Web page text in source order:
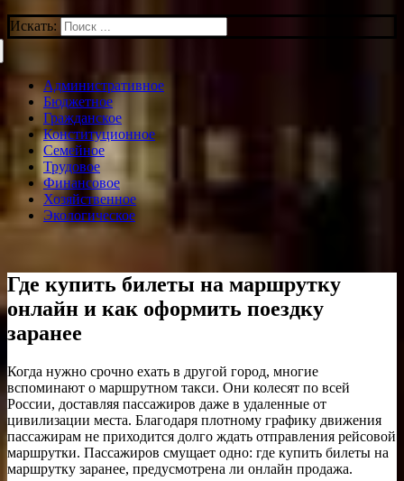
Искать:
Административное
Бюджетное
Гражданское
Конституционное
Семейное
Трудовое
Финансовое
Хозяйственное
Экологическое
Где купить билеты на маршрутку
онлайн и как оформить поездку
заранее
Когда нужно срочно ехать в другой город, многие
вспоминают о маршрутном такси. Они колесят по всей
России, доставляя пассажиров даже в удаленные от
цивилизации места. Благодаря плотному графику движения
пассажирам не приходится долго ждать отправления рейсовой
маршрутки. Пассажиров смущает одно: где купить билеты на
маршрутку заранее, предусмотрена ли онлайн продажа.